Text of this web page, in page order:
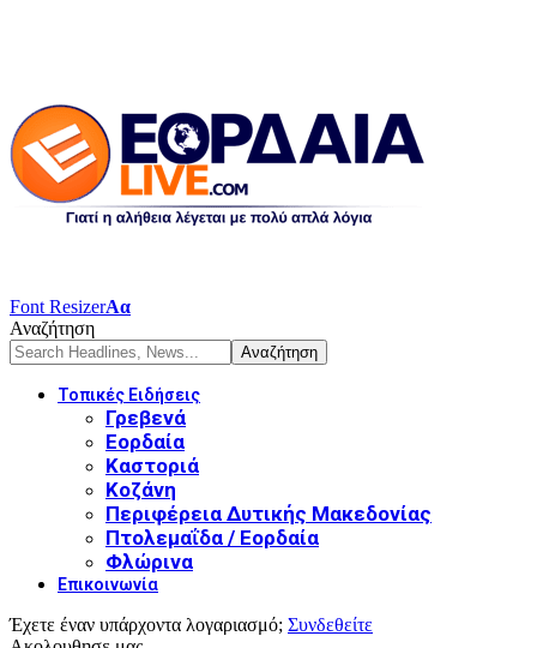
Font ResizerΑα
Αναζήτηση
Τοπικές Ειδήσεις
Γρεβενά
Εορδαία
Καστοριά
Κοζάνη
Περιφέρεια Δυτικής Μακεδονίας
Πτολεμαΐδα / Εορδαία
Φλώρινα
Επικοινωνία
Έχετε έναν υπάρχοντα λογαριασμό; Συνδεθείτε